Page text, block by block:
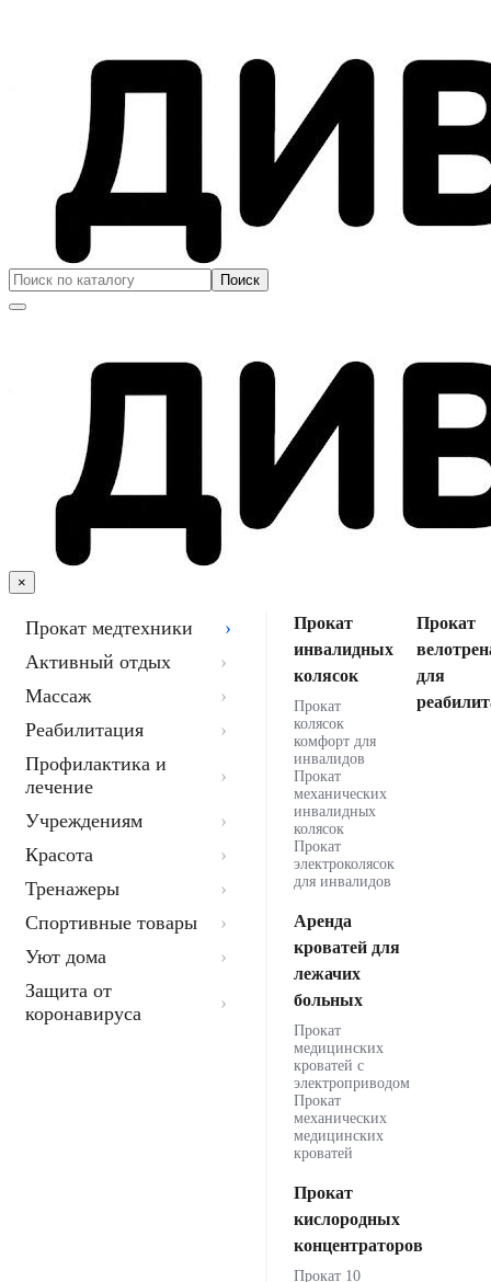
×
Прокат медтехники
Активный отдых
Массаж
Реабилитация
Профилактика и
лечение
Учреждениям
Красота
Тренажеры
Спортивные товары
Уют дома
Защита от
коронавируса
Прокат
инвалидных
колясок
Прокат
колясок
комфорт для
инвалидов
Прокат
механических
инвалидных
колясок
Прокат
электроколясок
для инвалидов
Прокат
для
Аренда
кроватей для
лежачих
больных
Прокат
медицинских
кроватей с
электроприводом
Прокат
механических
медицинских
кроватей
Прокат
кислородных
концентраторов
Прокат 10